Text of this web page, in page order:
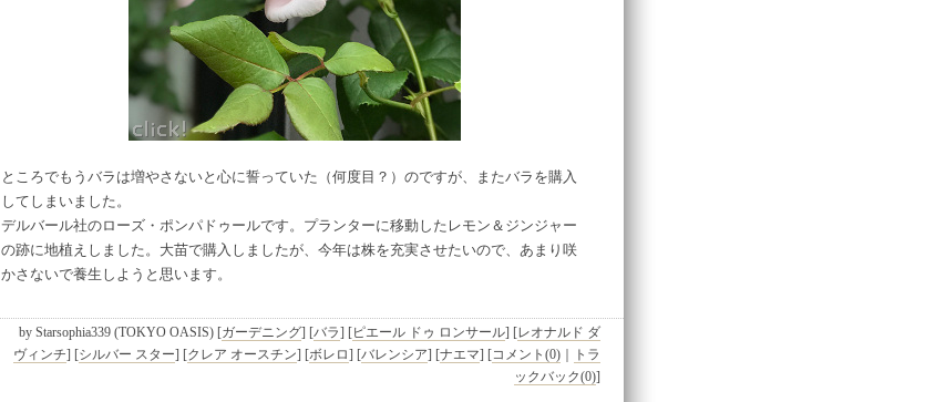
ところでもうバラは増やさないと心に誓っていた（何度目？）のですが、またバラを購入
してしまいました。
デルバール社のローズ・ポンパドゥールです。プランターに移動したレモン＆ジンジャー
の跡に地植えしました。大苗で購入しましたが、今年は株を充実させたいので、あまり咲
かさないで養生しようと思います。
by Starsophia339 (TOKYO OASIS) [ガーデニング] [バラ] [ピエール ドゥ ロンサール] [レオナルド ダ
ヴィンチ] [シルバー スター] [クレア オースチン] [ボレロ] [バレンシア] [ナエマ] [コメント(0)
トラ
ックバック(0)]